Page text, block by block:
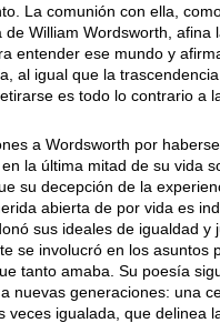
La comunión con ella,
de William Wordsworth, afina
entender ese mundo y
al igual que la
es todo lo contrario a
a Wordsworth por
la última mitad de su vida
su decepción de la
abierta de por vida es
sus ideales de igualdad y
se involucró en los asuntos
tanto amaba. Su poesía
nuevas generaciones: una
veces igualada, que delinea